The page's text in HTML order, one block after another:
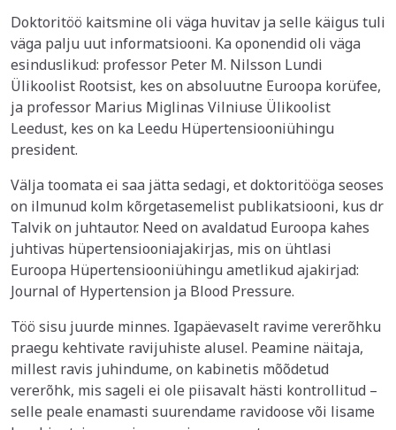
Doktoritöö kaitsmine oli väga huvitav ja selle käigus tuli
väga palju uut informatsiooni. Ka oponendid oli väga
esinduslikud: professor Peter M. Nilsson Lundi
Ülikoolist Rootsist, kes on absoluutne Euroopa korüfee,
ja professor Marius Miglinas Vilniuse Ülikoolist
Leedust, kes on ka Leedu Hüpertensiooniühingu
president.
Välja toomata ei saa jätta sedagi, et doktoritööga seoses
on ilmunud kolm kõrgetasemelist publikatsiooni, kus dr
Talvik on juhtautor. Need on avaldatud Euroopa kahes
juhtivas hüpertensiooniajakirjas, mis on ühtlasi
Euroopa Hüpertensiooniühingu ametlikud ajakirjad:
Journal of Hypertension ja Blood Pressure.
Töö sisu juurde minnes. Igapäevaselt ravime vererõhku
praegu kehtivate ravijuhiste alusel. Peamine näitaja,
millest ravis juhindume, on kabinetis mõõdetud
vererõhk, mis sageli ei ole piisavalt hästi kontrollitud –
selle peale enamasti suurendame ravidoose või lisame